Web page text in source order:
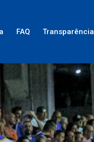
FAQ Transparência